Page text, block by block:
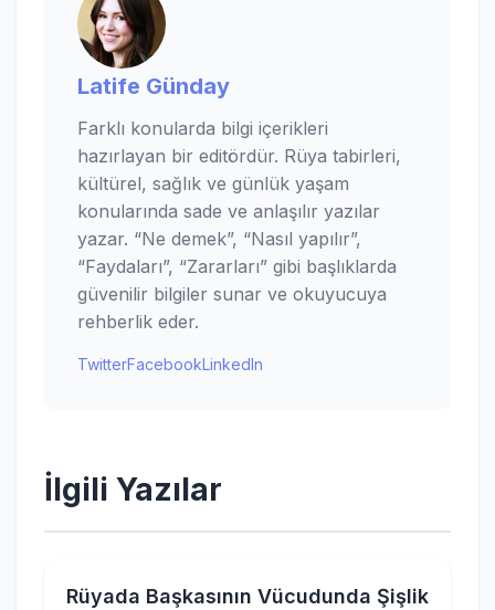
Latife Günday
Farklı konularda bilgi içerikleri
hazırlayan bir editördür. Rüya tabirleri,
kültürel, sağlık ve günlük yaşam
konularında sade ve anlaşılır yazılar
yazar. “Ne demek”, “Nasıl yapılır”,
“Faydaları”, “Zararları” gibi başlıklarda
güvenilir bilgiler sunar ve okuyucuya
rehberlik eder.
TwitterFacebookLinkedIn
İlgili Yazılar
Rüyada Başkasının Vücudunda Şişlik